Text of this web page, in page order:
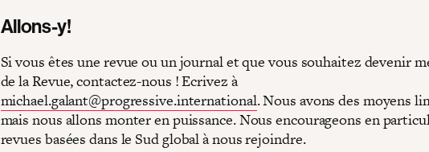
Allons-y!
Si vous êtes une revue ou un journal et que vous souhaitez devenir
de la Revue, contactez-nous ! Ecrivez à
michael.galant@progressive.international. Nous avons des moyens
mais nous allons monter en puissance. Nous encourageons en
revues basées dans le Sud global à nous rejoindre.